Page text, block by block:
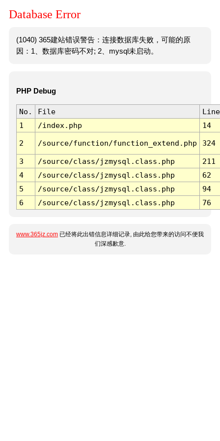
Database Error
(1040) 365建站错误警告：连接数据库失败，可能的原
因：1、数据库密码不对; 2、mysql未启动。
PHP Debug
No. File
Line
1
/index.php 14
2 /source/function/function_extend.php 324
3 /source/class/jzmysql.class.php
211
4
/source/class/jzmysql.class.php
62
5
/source/class/jzmysql.class.php
94
6
/source/class/jzmysql.class.php 76
www.365jz.com 已经将此出错信息详细记录, 由此给您带来的访问不便我
们深感歉意.